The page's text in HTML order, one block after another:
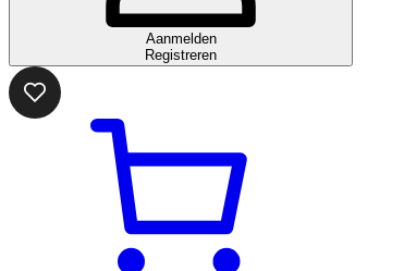
Aanmelden
Registreren